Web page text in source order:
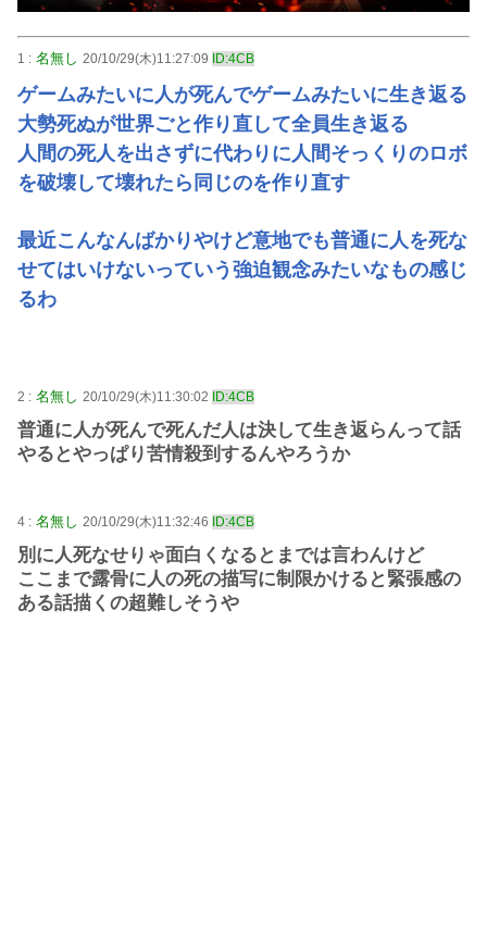
1 : 名無し 20/10/29(木)11:27:09 ID:4CB
ゲームみたいに人が死んでゲームみたいに生き返る
大勢死ぬが世界ごと作り直して全員生き返る
人間の死人を出さずに代わりに人間そっくりのロボ
を破壊して壊れたら同じのを作り直す
最近こんなんばかりやけど意地でも普通に人を死な
せてはいけないっていう強迫観念みたいなもの感じ
るわ
2 : 名無し 20/10/29(木)11:30:02 ID:4CB
普通に人が死んで死んだ人は決して生き返らんって話
やるとやっぱり苦情殺到するんやろうか
4 : 名無し 20/10/29(木)11:32:46 ID:4CB
別に人死なせりゃ面白くなるとまでは言わんけど
ここまで露骨に人の死の描写に制限かけると緊張感の
ある話描くの超難しそうや